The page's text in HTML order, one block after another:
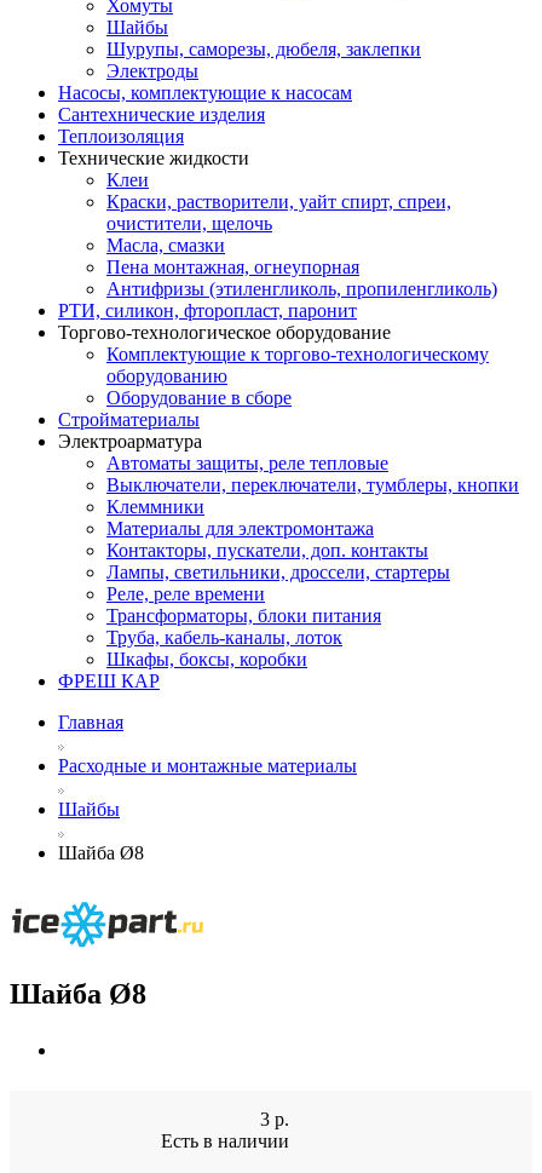
Хомуты
Шайбы
Шурупы, саморезы, дюбеля, заклепки
Электроды
Насосы, комплектующие к насосам
Сантехнические изделия
Теплоизоляция
Технические жидкости
Клеи
Краски, растворители, уайт спирт, спреи,
очистители, щелочь
Масла, смазки
Пена монтажная, огнеупорная
Антифризы (этиленгликоль, пропиленгликоль)
РТИ, силикон, фторопласт, паронит
Торгово-технологическое оборудование
Комплектующие к торгово-технологическому
оборудованию
Оборудование в сборе
Стройматериалы
Электроарматура
Автоматы защиты, реле тепловые
Выключатели, переключатели, тумблеры, кнопки
Клеммники
Материалы для электромонтажа
Контакторы, пускатели, доп. контакты
Лампы, светильники, дроссели, стартеры
Реле, реле времени
Трансформаторы, блоки питания
Труба, кабель-каналы, лоток
Шкафы, боксы, коробки
ФРЕШ КАР
Главная
Расходные и монтажные материалы
Шайбы
Шайба Ø8
Шайба Ø8
3 р.
Есть в наличии